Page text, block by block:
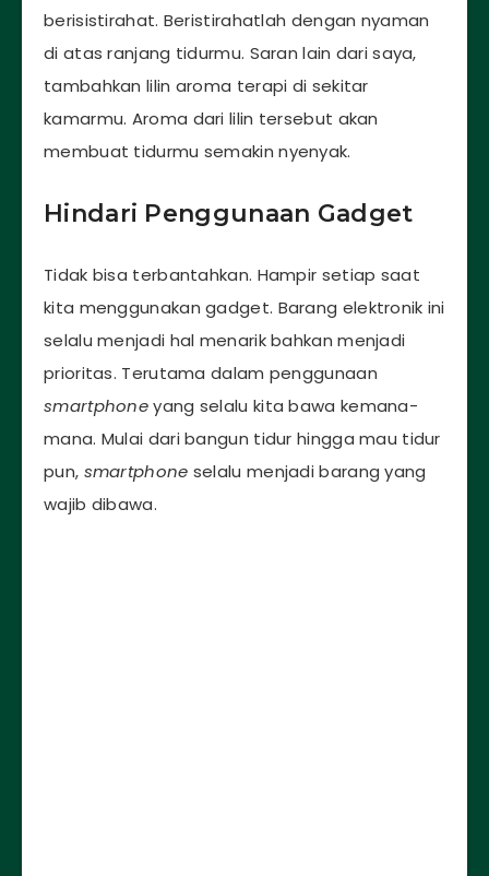
berisistirahat. Beristirahatlah dengan nyaman
di atas ranjang tidurmu. Saran lain dari saya,
tambahkan lilin aroma terapi di sekitar
kamarmu. Aroma dari lilin tersebut akan
membuat tidurmu semakin nyenyak.
Hindari Penggunaan Gadget
Tidak bisa terbantahkan. Hampir setiap saat
kita menggunakan gadget. Barang elektronik ini
selalu menjadi hal menarik bahkan menjadi
prioritas. Terutama dalam penggunaan
smartphoneyang selalu kita bawa kemana-
mana. Mulai dari bangun tidur hingga mau tidur
pun, smartphone selalu menjadi barang yang
wajib dibawa.